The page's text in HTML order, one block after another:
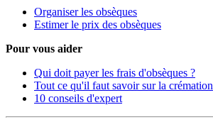
Organiser les obsèques
Estimer le prix des obsèques
Pour vous aider
Qui doit payer les frais d'obsèques ?
Tout ce qu'il faut savoir sur la crémation
10 conseils d'expert